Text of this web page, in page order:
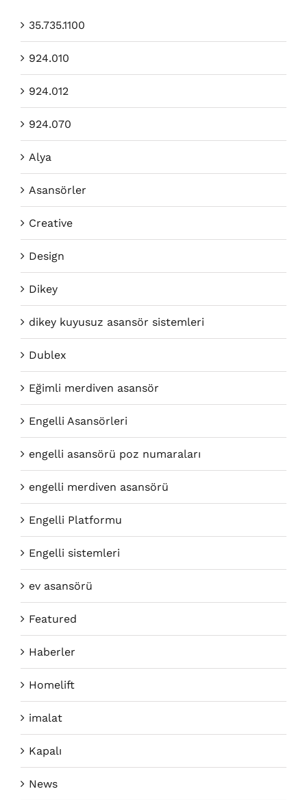
35.735.1100
924.010
924.012
924.070
Alya
Asansörler
Creative
Design
Dikey
dikey kuyusuz asansör sistemleri
Dublex
Eğimli merdiven asansör
Engelli Asansörleri
engelli asansörü poz numaraları
engelli merdiven asansörü
Engelli Platformu
Engelli sistemleri
ev asansörü
Featured
Haberler
Homelift
imalat
Kapalı
News